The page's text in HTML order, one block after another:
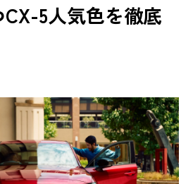
敗しない人気色の選び方
で重視すべきカラー事情
リューを意識した色の選択法
CX-5の色はどれか
ルバリュー高い色の特徴とは
5人気色を徹底